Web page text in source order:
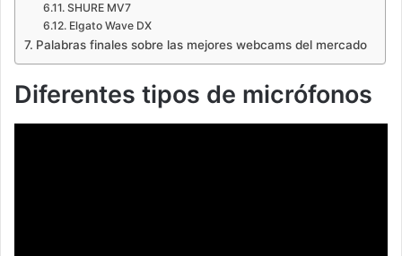
SHURE MV7
Elgato Wave DX
Palabras finales sobre las mejores webcams del mercado
Diferentes tipos de micrófonos